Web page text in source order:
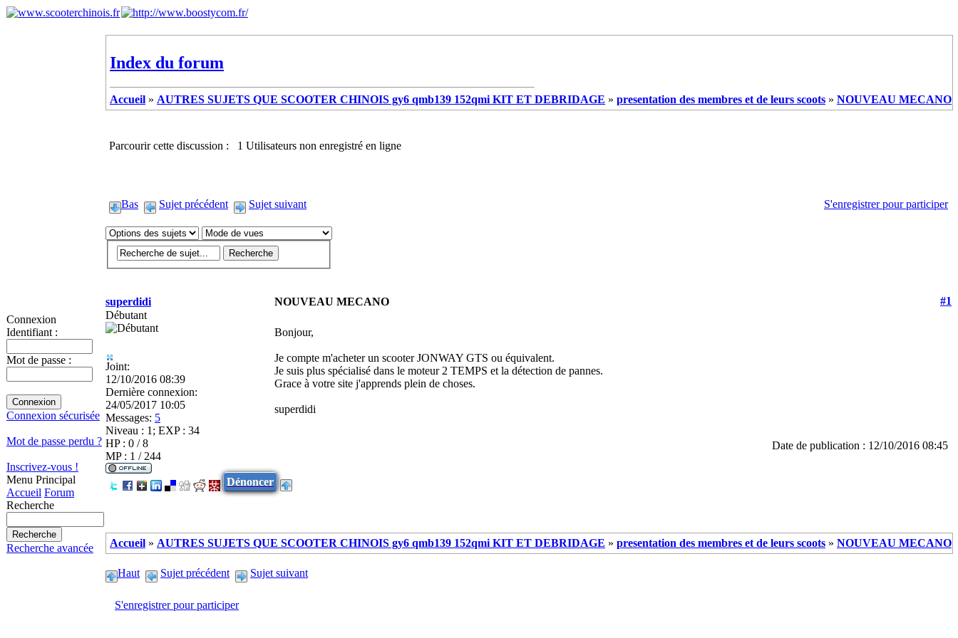
Connexion
Identifiant :
Mot de passe :
Connexion sécurisée
Mot de passe perdu ?
Inscrivez-vous !
Menu Principal
Accueil Forum
Recherche
Recherche avancée
Index du forum
Accueil » AUTRES SUJETS QUE SCOOTER CHINOIS gy6 qmb139 152qmi KIT ET DEBRIDAGE » presentation des membres et de leurs scoots » NOUVEAU MECANO
Parcourir cette discussion : 1 Utilisateurs non enregistré en ligne
Bas Sujet précédent Sujet suivant S'enregistrer pour participer
superdidi NOUVEAU MECANO
#1
Débutant
Joint:
12/10/2016 08:39
Dernière connexion:
24/05/2017 10:05
Messages: 5
Niveau : 1; EXP : 34
HP : 0 / 8
MP : 1 / 244
Bonjour,
Je compte m'acheter un scooter JONWAY GTS ou équivalent.
Je suis plus spécialisé dans le moteur 2 TEMPS et la détection de pannes.
Grace à votre site j'apprends plein de choses.
superdidi
Date de publication : 12/10/2016 08:45
Dénoncer
Accueil » AUTRES SUJETS QUE SCOOTER CHINOIS gy6 qmb139 152qmi KIT ET DEBRIDAGE » presentation des membres et de leurs scoots » NOUVEAU MECANO
Haut Sujet précédent Sujet suivant
S'enregistrer pour participer